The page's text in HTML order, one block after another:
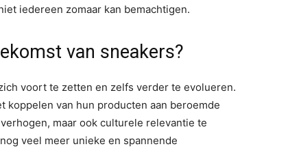
iedereen zomaar kan bemachtigen.
van sneakers?
voort te zetten en zelfs verder te evolueren.
van hun producten aan beroemde
maar ook culturele relevantie te
veel meer unieke en spannende